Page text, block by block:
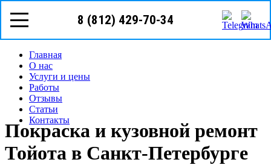
8 (812) 429-70-34
8 (812)
телефон в г. Санкт-Петербург
Режим работы: с пн-вс (1000- 2000)Предварительная запись
Главная
О нас
Услуги и цены
Работы
Отзывы
Статьи
Контакты
Покраска и кузовной ремонт
Тойота в Санкт-Петербурге